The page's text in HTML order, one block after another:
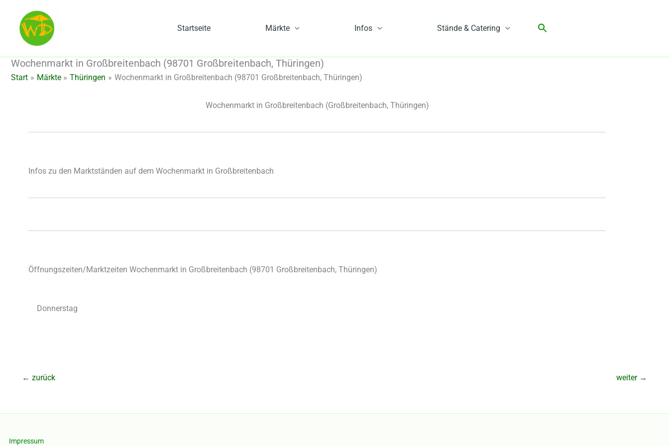
springen
Startseite Märkte Infos Stände & Catering
Wochenmarkt in Großbreitenbach (98701 Großbreitenbach, Thüringen)
Start Märkte Thüringen Wochenmarkt in Großbreitenbach (98701 Großbreitenbach, Thüringen)
Wochenmarkt in Großbreitenbach (Großbreitenbach, Thüringen)
Infos zu den Marktständen auf dem Wochenmarkt in Großbreitenbach
Öffnungszeiten/Marktzeiten Wochenmarkt in Großbreitenbach (98701 Großbreitenbach, Thüringen)
Donnerstag
← zurück weiter →
Impressum